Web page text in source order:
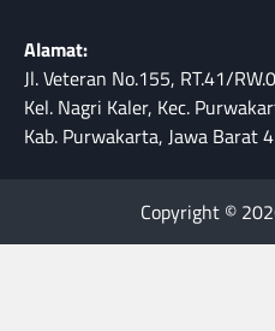
Alamat:
Jl. Veteran No.155, RT.41/
Kel. Nagri Kaler, Kec.
Kab. Purwakarta, Jawa Barat
Copyright ©